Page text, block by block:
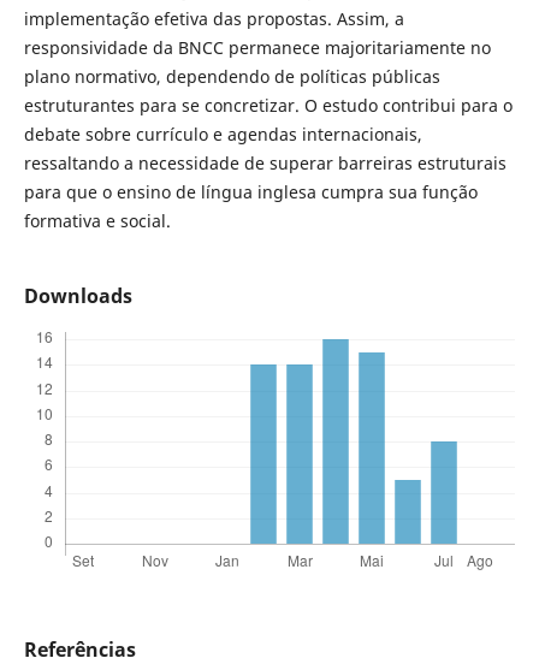
implementação efetiva das propostas. Assim, a
responsividade da BNCC permanece majoritariamente no
plano normativo, dependendo de políticas públicas
estruturantes para se concretizar. O estudo contribui para o
debate sobre currículo e agendas internacionais,
ressaltando a necessidade de superar barreiras estruturais
para que o ensino de língua inglesa cumpra sua função
formativa e social.
Downloads
Referências